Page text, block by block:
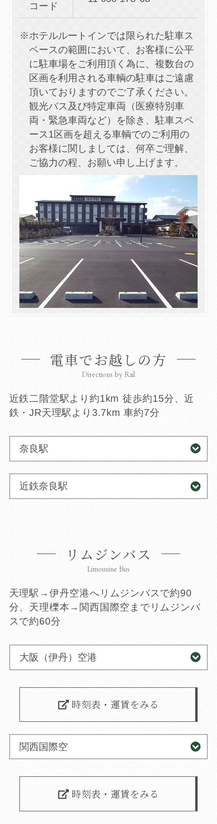
コード
※ホテルルートインでは限られた駐車ス
ペースの範囲において、お客様に公平
に駐車場をご利用頂く為に、複数台の
区画を利用される車輌の駐車はご遠慮
頂いておりますのでご了承ください。
観光バス及び特定車両（医療特別車
両・緊急車両など）を除き、駐車スペ
ース1区画を超える車輌でのご利用の
お客様に関しましては、何卒ご理解、
ご協力の程、お願い申し上げます。
電車でお越しの方
Directions by Rail
近鉄二階堂駅より約1km 徒歩約15分、近
鉄・JR天理駅より3.7km 車約7分
奈良駅
近鉄奈良駅
リムジンバス
Limousine Bus
天理駅→伊丹空港へリムジンバスで約90
分、天理櫟本→関西国際空までリムジンバ
スで約60分
大阪（伊丹）空港
時刻表・運賃をみる
関西国際空
時刻表・運賃をみる
同意して外部サイ
同意して外部サイ
同意して
「航空券＋宿泊プラン」
同意して
「JR＋宿泊プラン」